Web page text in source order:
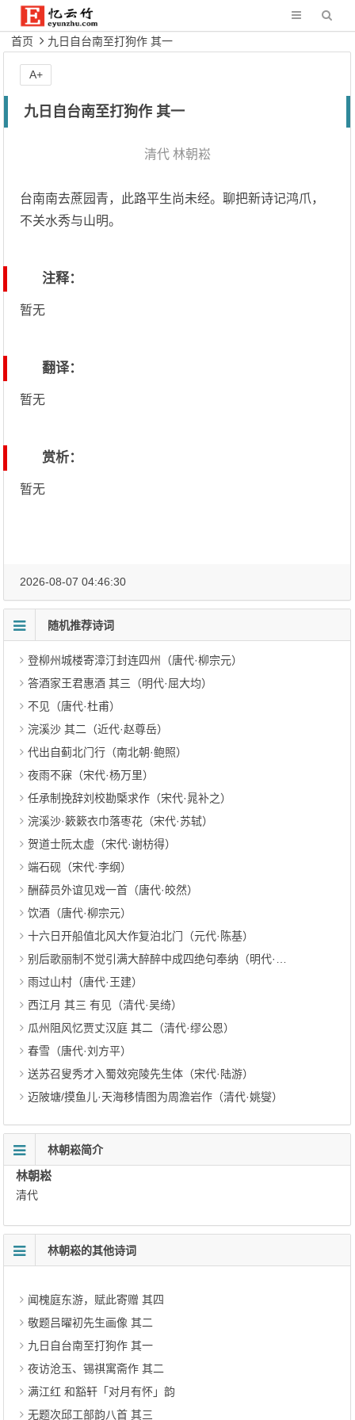
首页 九日自台南至打狗作 其一
九日自台南至打狗作 其一
清代 林朝崧
台南南去蔗园青，此路平生尚未经。聊把新诗记鸿爪，
不关水秀与山明。
注释：
暂无
翻译：
暂无
赏析：
暂无
A+
2026-08-07 04:46:30
随机推荐诗词
登柳州城楼寄漳汀封连四州（唐代·柳宗元）
答酒家王君惠酒 其三（明代·屈大均）
不见（唐代·杜甫）
浣溪沙 其二（近代·赵尊岳）
代出自蓟北门行（南北朝·鲍照）
夜雨不寐（宋代·杨万里）
任承制挽辞刘校勘槩求作（宋代·晁补之）
浣溪沙·簌簌衣巾落枣花（宋代·苏轼）
贺道士阮太虚（宋代·谢枋得）
端石砚（宋代·李纲）
酬薛员外谊见戏一首（唐代·皎然）
饮酒（唐代·柳宗元）
十六日开船值北风大作复泊北门（元代·陈基）
别后歌丽制不觉引满大醉醉中成四绝句奉纳（明代·梦苏道人）
雨过山村（唐代·王建）
西江月 其三 有见（清代·吴绮）
瓜州阻风忆贾丈汉庭 其二（清代·缪公恩）
春雪（唐代·刘方平）
送苏召叟秀才入蜀效宛陵先生体（宋代·陆游）
迈陂塘/摸鱼儿·天海移情图为周澹岩作（清代·姚燮）
林朝崧简介
林朝崧
清代
林朝崧的其他诗词
闻槐庭东游，赋此寄赠 其四
敬题吕曜初先生画像 其二
九日自台南至打狗作 其一
夜访沧玉、锡祺寓斋作 其二
满江红 和豁轩「对月有怀」韵
无题次邱工部韵八首 其三